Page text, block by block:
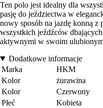
Ten polo jest idealny dla
pasję do jeździectwa w
nowy sposób na jazdę konną
wszystkich jeźdźców
aktywnymi w swoim
Dodatkowe informacje
Marka
HKM
Kolor
żurawina
Kolor
Czerwony
Płeć
Kobieta